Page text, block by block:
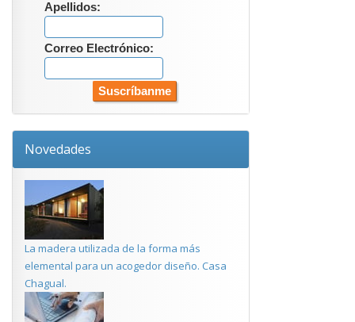
Apellidos:
Correo Electrónico:
Novedades
La madera utilizada de la forma más
elemental para un acogedor diseño. Casa
Chagual.